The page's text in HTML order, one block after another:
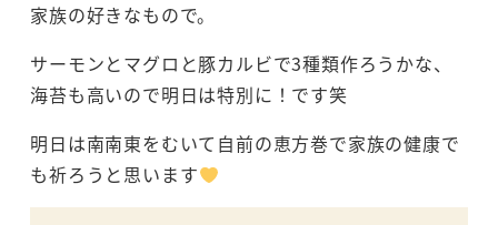
家族の好きなもので。
サーモンとマグロと豚カルビで3種類作ろうかな、
海苔も高いので明日は特別に！です笑
明日は南南東をむいて自前の恵方巻で家族の健康で
も祈ろうと思います